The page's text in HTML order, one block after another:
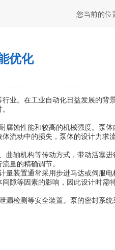
您当前的位
优化
业。在工业自动化日益发展的背
腐蚀性能和较高的机械强度。泵
流动中的损失，泵体的设计力求
轴机构等传动方式，带动活塞进
量的精确调节。
装置通常采用步进马达或伺服电
隙等因素的影响，因此设计时需
检测等安全装置。泵的密封系统